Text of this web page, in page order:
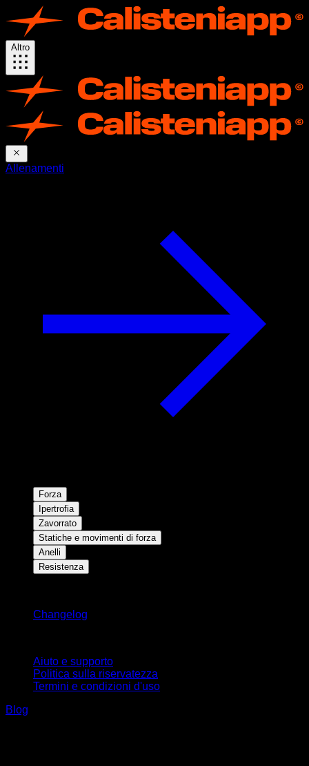
Altro
Allenamenti
Forza
Ipertrofia
Zavorrato
Statiche e movimenti di forza
Anelli
Resistenza
Changelog
Aiuto e supporto
Politica sulla riservatezza
Termini e condizioni d'uso
Blog